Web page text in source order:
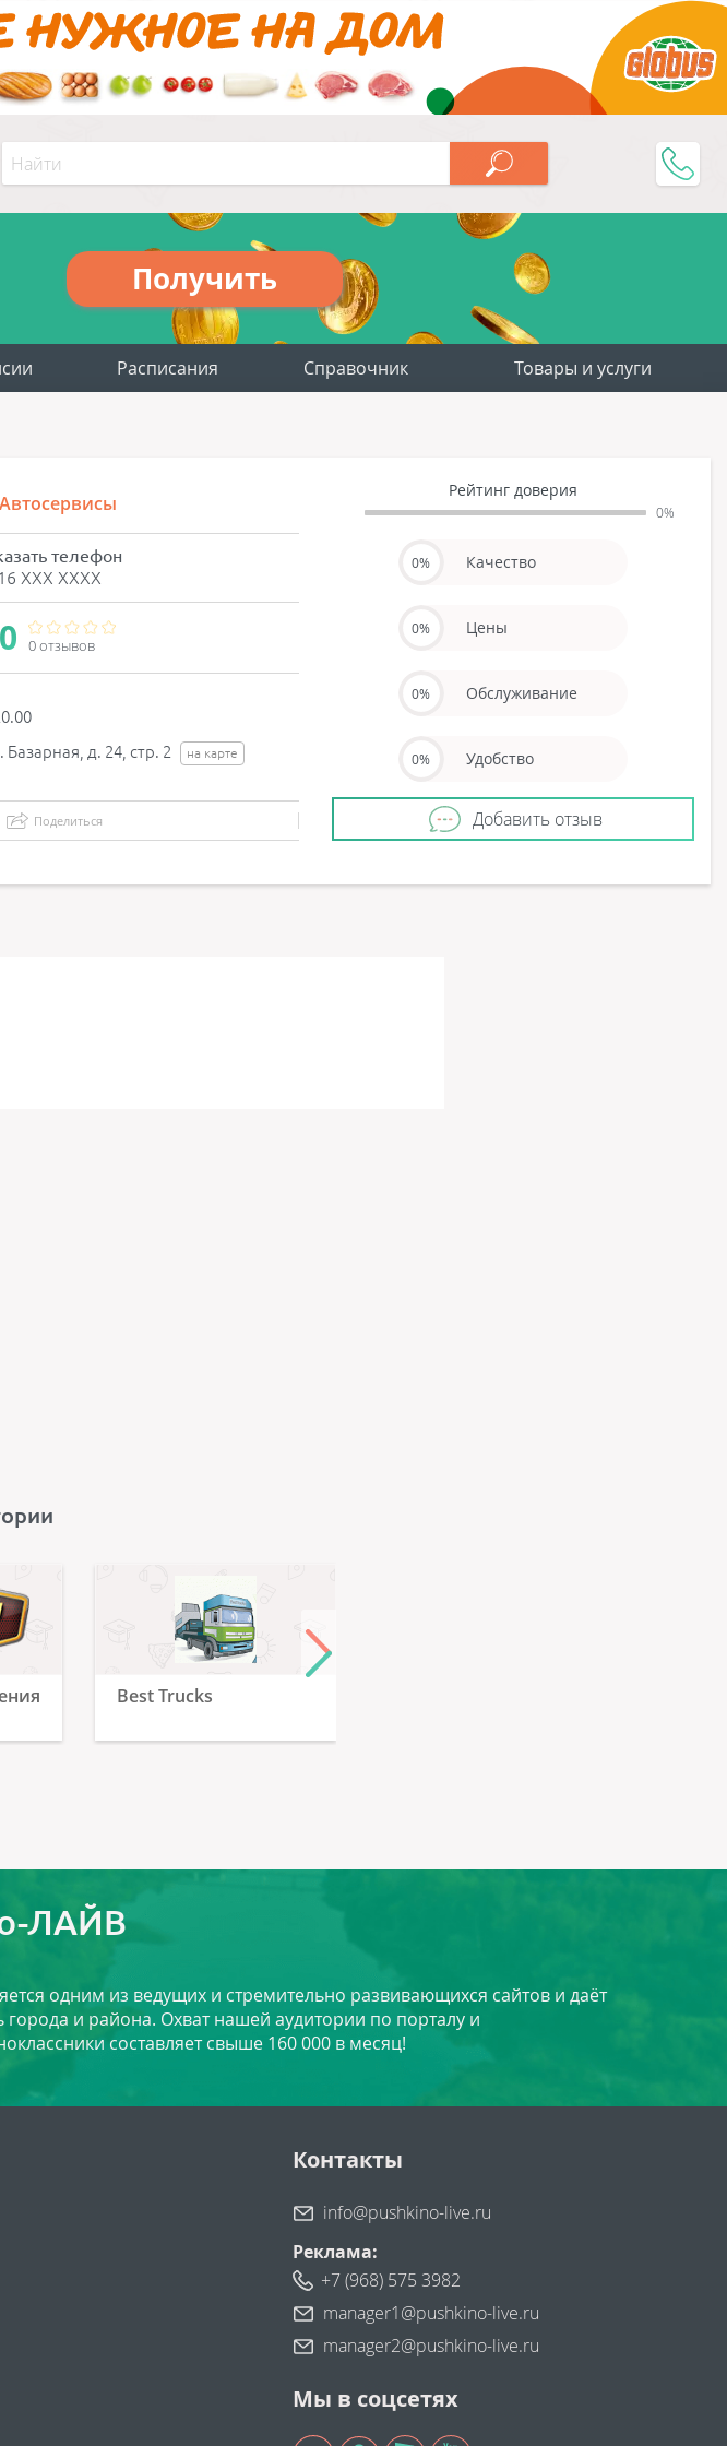
Получить
Расписания Справочник Товары и услуги
Автосервисы
телефон
XXX XXXX
0 0 отзывов
Базарная, д. 24, стр. 2
на карте
Поделиться
Рейтинг доверия
0%
0% Качество
0% Цены
0% Обслуживание
0% Удобство
Добавить отзыв
Best Trucks
ЛАЙВ
одним из ведущих и стремительно развивающихся сайтов и даёт
и района. Охват нашей аудитории по порталу и
составляет свыше 160 000 в месяц!
Контакты
info@pushkino-live.ru
Реклама:
+7 (968) 575 3982
manager1@pushkino-live.ru
manager2@pushkino-live.ru
Мы в соцсетях